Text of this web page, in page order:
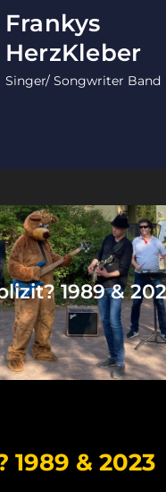
Frankys
HerzKleber
Singer/ Songwriter Band
1989 &
1989 & 2023